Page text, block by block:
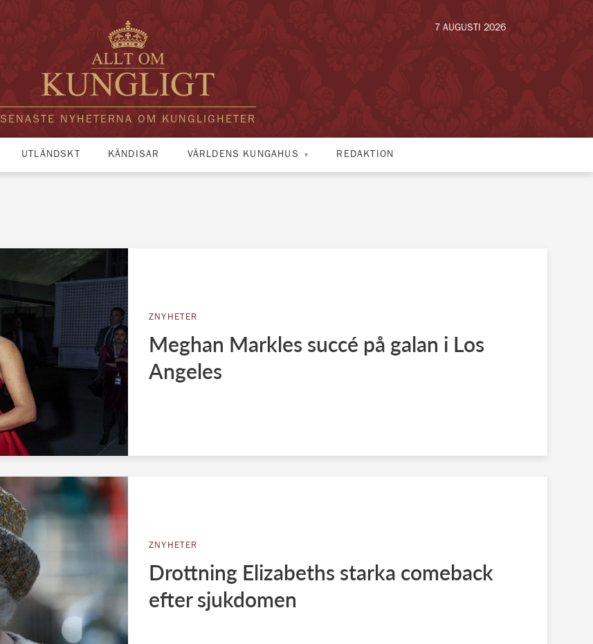
SENASTE NYHETERNA OM KUNGLIGHETER
7 AUGUSTI 2026
UTLÄNDSKT KÄNDISAR VÄRLDENS KUNGAHUS REDAKTION
ZNYHETER
Meghan Markles succé på galan i Los
Angeles
ZNYHETER
Drottning Elizabeths starka comeback
efter sjukdomen